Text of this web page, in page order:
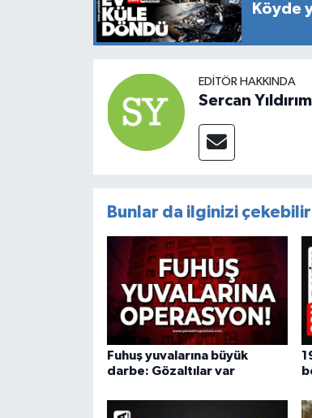
Köyde
EDITÖR HAKKINDA
Sercan Yıldırım
Bunlar da ilginizi çekebilir
Fuhuş yuvalarına büyük
darbe: Gözaltılar var